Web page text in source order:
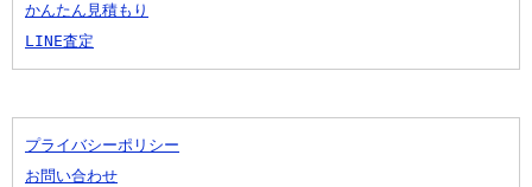
かんたん見積もり
LINE査定
プライバシーポリシー
お問い合わせ